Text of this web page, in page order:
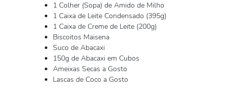
1 Colher (Sopa) de Amido de Milho
1 Caixa de Leite Condensado (395g)
1 Caixa de Creme de Leite (200g)
Biscoitos Maisena
Suco de Abacaxi
150g de Abacaxi em Cubos
Ameixas Secas a Gosto
Lascas de Coco a Gosto